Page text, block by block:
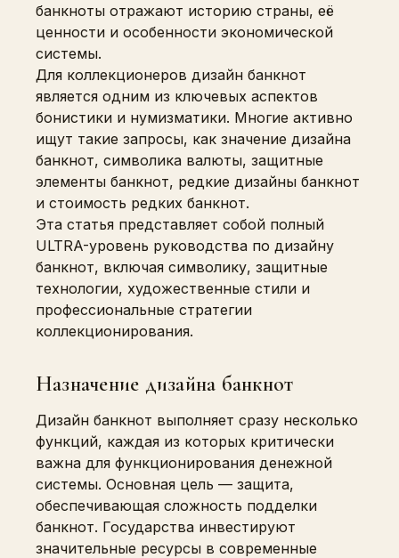
банкноты отражают историю страны, её
ценности и особенности экономической
системы.
Для коллекционеров дизайн банкнот
является одним из ключевых аспектов
бонистики и нумизматики. Многие активно
ищут такие запросы, как значение дизайна
банкнот, символика валюты, защитные
элементы банкнот, редкие дизайны банкнот
и стоимость редких банкнот.
Эта статья представляет собой полный
ULTRA-уровень руководства по дизайну
банкнот, включая символику, защитные
технологии, художественные стили и
профессиональные стратегии
коллекционирования.
Назначение дизайна банкнот
Дизайн банкнот выполняет сразу несколько
функций, каждая из которых критически
важна для функционирования денежной
системы. Основная цель — защита,
обеспечивающая сложность подделки
банкнот. Государства инвестируют
значительные ресурсы в современные